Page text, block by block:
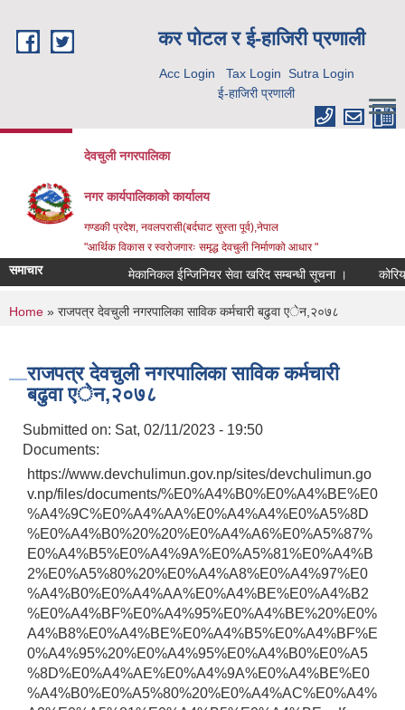
कर पाेटल र ई-हाजिरी प्रणाली
Acc Login Tax Login Sutra Login
ई-हाजिरी प्रणाली
देवचुली नगरपालिका
नगर कार्यपालिकाको कार्यालय
गण्डकी प्रदेश, नवलपरासी(बर्दघाट सुस्ता पूर्व),नेपाल
"आर्थिक विकास र स्वरोजगारः समृद्ध देवचुली निर्माणको आधार "
समाचार मेकानिकल ईन्जिनियर सेवा खरिद सम्बन्धी सूचना ।
You are here
Home » राजपत्र देवचुली नगरपालिका साविक कर्मचारी बढुवा एेन,२०७८
राजपत्र देवचुली नगरपालिका साविक कर्मचारी
बढुवा एेन,२०७८
Submitted on: Sat, 02/11/2023 - 19:50
Documents:
https://www.devchulimun.gov.np/sites/devchulimun.go
v.np/files/documents/%E0%A4%B0%E0%A4%BE%E0
%A4%9C%E0%A4%AA%E0%A4%A4%E0%A5%8D
%E0%A4%B0%20%20%E0%A4%A6%E0%A5%87%
E0%A4%B5%E0%A4%9A%E0%A5%81%E0%A4%B
2%E0%A5%80%20%E0%A4%A8%E0%A4%97%E0
%A4%B0%E0%A4%AA%E0%A4%BE%E0%A4%B2
%E0%A4%BF%E0%A4%95%E0%A4%BE%20%E0%
A4%B8%E0%A4%BE%E0%A4%B5%E0%A4%BF%E
0%A4%95%20%E0%A4%95%E0%A4%B0%E0%A5
%8D%E0%A4%AE%E0%A4%9A%E0%A4%BE%E0
%A4%B0%E0%A5%80%20%E0%A4%AC%E0%A4%